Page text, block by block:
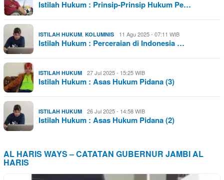
Istilah Hukum : Prinsip-Prinsip Hukum Pe…
ISTILAH HUKUM, KOLUMNIS 11 Agu 2025 - 07:11 WIB
Istilah Hukum : Perceraian di Indonesia …
ISTILAH HUKUM 27 Jul 2025 - 15:25 WIB
Istilah Hukum : Asas Hukum Pidana (3)
ISTILAH HUKUM 26 Jul 2025 - 14:58 WIB
Istilah Hukum : Asas Hukum Pidana (2)
AL HARIS WAYS – CATATAN GUBERNUR JAMBI AL
HARIS